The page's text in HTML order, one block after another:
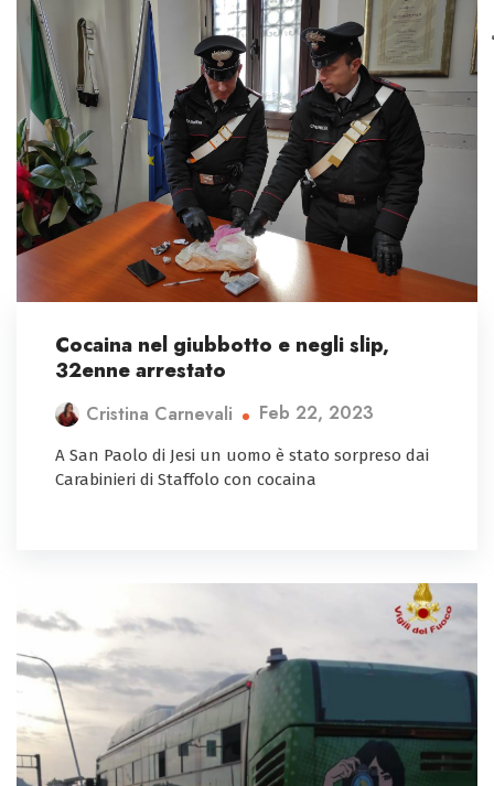
Cocaina nel giubbotto e negli slip,
32enne arrestato
Cristina Carnevali Feb 22, 2023
A San Paolo di Jesi un uomo è stato sorpreso dai
Carabinieri di Staffolo con cocaina